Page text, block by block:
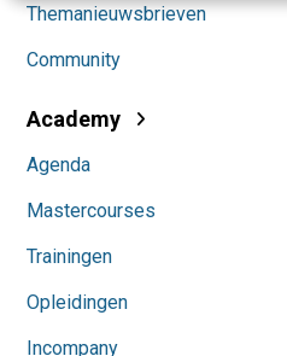
Themanieuwsbrieven
Community
Academy
Agenda
Mastercourses
Trainingen
Opleidingen
Incompany